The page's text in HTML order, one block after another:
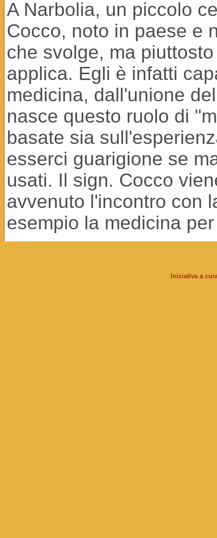
A Narbolia, un piccolo
Cocco, noto in paese e
che svolge, ma
applica. Egli è infatti
medicina, dall'unione
nasce questo ruolo di
basate sia
esserci guarigione se
usati. Il sign. Cocco
avvenuto l'incontro con
esempio la medicina
Iniziativa a